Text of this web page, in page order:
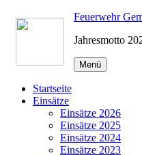
Zum
Inhalt
Feuerwehr
Jahresmotto
Menü
Startseite
Einsätze
Einsätze 2026
Einsätze 2025
Einsätze 2024
Einsätze 2023